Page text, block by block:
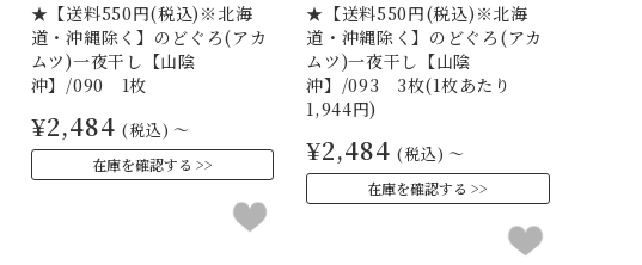
★【送料550円(税込)※北海
道・沖縄除く】のどぐろ(アカ
ムツ)一夜干し【山陰
沖】/090 1枚
¥2,484 (税込) ～
在庫を確認する
★【送料550円(税込)※北海
道・沖縄除く】のどぐろ(アカ
ムツ)一夜干し【山陰
沖】/093 3枚(1枚あたり
1,944円)
¥2,484 (税込) ～
在庫を確認する